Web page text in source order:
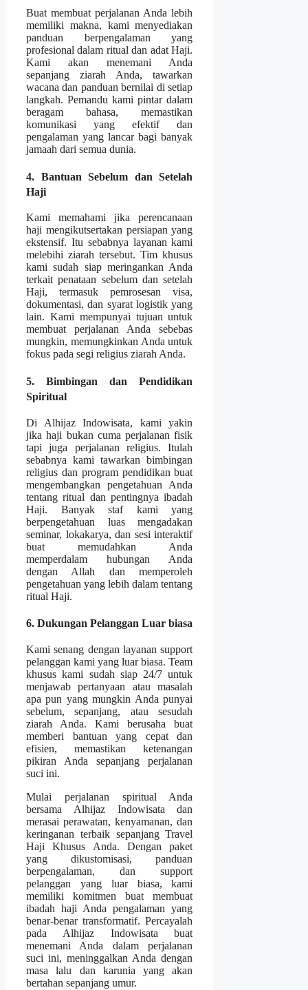
Buat membuat perjalanan Anda lebih
memiliki makna, kami menyediakan
panduan berpengalaman yang
profesional dalam ritual dan adat Haji.
Kami akan menemani Anda
sepanjang ziarah Anda, tawarkan
wacana dan panduan bernilai di setiap
langkah. Pemandu kami pintar dalam
beragam bahasa, memastikan
komunikasi yang efektif dan
pengalaman yang lancar bagi banyak
jamaah dari semua dunia.
4. Bantuan Sebelum dan Setelah
Haji
Kami memahami jika perencanaan
haji mengikutsertakan persiapan yang
ekstensif. Itu sebabnya layanan kami
melebihi ziarah tersebut. Tim khusus
kami sudah siap meringankan Anda
terkait penataan sebelum dan setelah
Haji, termasuk pemrosesan visa,
dokumentasi, dan syarat logistik yang
lain. Kami mempunyai tujuan untuk
membuat perjalanan Anda sebebas
mungkin, memungkinkan Anda untuk
fokus pada segi religius ziarah Anda.
5. Bimbingan dan Pendidikan
Spiritual
Di Alhijaz Indowisata, kami yakin
jika haji bukan cuma perjalanan fisik
tapi juga perjalanan religius. Itulah
sebabnya kami tawarkan bimbingan
religius dan program pendidikan buat
mengembangkan pengetahuan Anda
tentang ritual dan pentingnya ibadah
Haji. Banyak staf kami yang
berpengetahuan luas mengadakan
seminar, lokakarya, dan sesi interaktif
buat memudahkan Anda
memperdalam hubungan Anda
dengan Allah dan memperoleh
pengetahuan yang lebih dalam tentang
ritual Haji.
6. Dukungan Pelanggan Luar biasa
Kami senang dengan layanan support
pelanggan kami yang luar biasa. Team
khusus kami sudah siap 24/7 untuk
menjawab pertanyaan atau masalah
apa pun yang mungkin Anda punyai
sebelum, sepanjang, atau sesudah
ziarah Anda. Kami berusaha buat
memberi bantuan yang cepat dan
efisien, memastikan ketenangan
pikiran Anda sepanjang perjalanan
suci ini.
Mulai perjalanan spiritual Anda
bersama Alhijaz Indowisata dan
merasai perawatan, kenyamanan, dan
keringanan terbaik sepanjang Travel
Haji Khusus Anda. Dengan paket
yang dikustomisasi, panduan
berpengalaman, dan support
pelanggan yang luar biasa, kami
memiliki komitmen buat membuat
ibadah haji Anda pengalaman yang
benar-benar transformatif. Percayalah
pada Alhijaz Indowisata buat
menemani Anda dalam perjalanan
suci ini, meninggalkan Anda dengan
masa lalu dan karunia yang akan
bertahan sepanjang umur.